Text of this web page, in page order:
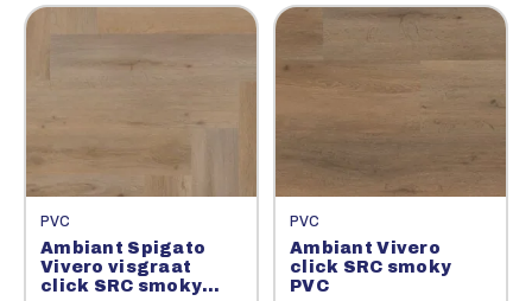
PVC
Ambiant Spigato
Vivero visgraat
click SRC smoky
PVC
Ambiant Vivero
click SRC smoky
PVC